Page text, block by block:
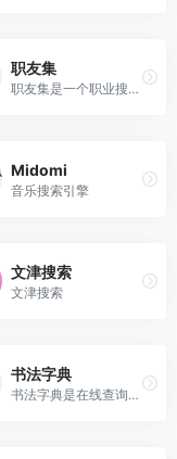
职友集
职友集是一个职业搜索引擎，提供公司点评、职位搜索、工资搜索等服务。帮助你更好了解一家公司。
Midomi
音乐搜索引擎
文津搜索
文津搜索
书法字典
书法字典是在线查询历代书法家作品，内容包括草书、行书、楷书、篆书、隶书等数以十万计的单字书体写法,还包括王羲之书法字典、米芾书法字典。还有历代名家资料 ，简历，书法作品详细介绍等内容。篆刻部分，收集从古至今各路书法名家经典作品万方以上。